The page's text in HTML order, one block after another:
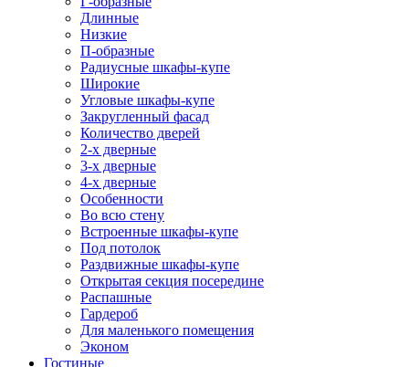
Длинные
Низкие
П-образные
Радиусные шкафы-купе
Широкие
Угловые шкафы-купе
Закругленный фасад
Количество дверей
2-х дверные
3-х дверные
4-х дверные
Особенности
Во всю стену
Встроенные шкафы-купе
Под потолок
Раздвижные шкафы-купе
Открытая секция посередине
Распашные
Гардероб
Для маленького помещения
Эконом
Гостиные